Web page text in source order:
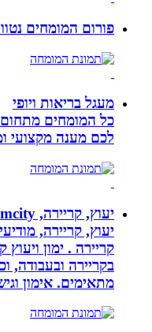
פורום המומחים נטוורקינג
מעגל בריאות ויופי
כל המומחים מתחום
לכם מענה מקצועי
יעוץ, קריירה, mcity
יעוץ, קריירה, מודיעין,
קריירה . ימון ויעוץ
בקריירה ובעבודה, וכן
מתאימים. אימון